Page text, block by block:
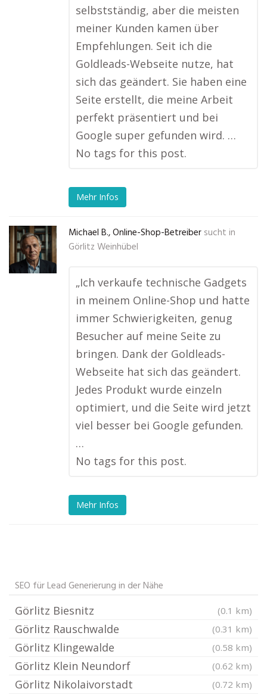
selbstständig, aber die meisten
meiner Kunden kamen über
Empfehlungen. Seit ich die
Goldleads-Webseite nutze, hat
sich das geändert. Sie haben eine
Seite erstellt, die meine Arbeit
perfekt präsentiert und bei
Google super gefunden wird. …
No tags for this post.
Mehr Infos
Michael B., Online-Shop-Betreiber sucht in
Görlitz Weinhübel
„Ich verkaufe technische Gadgets
in meinem Online-Shop und hatte
immer Schwierigkeiten, genug
Besucher auf meine Seite zu
bringen. Dank der Goldleads-
Webseite hat sich das geändert.
Jedes Produkt wurde einzeln
optimiert, und die Seite wird jetzt
viel besser bei Google gefunden.
…
No tags for this post.
Mehr Infos
SEO für Lead Generierung in der Nähe
Görlitz Biesnitz (0.1 km)
Görlitz Rauschwalde (0.31 km)
Görlitz Klingewalde (0.58 km)
Görlitz Klein Neundorf (0.62 km)
Görlitz Nikolaivorstadt (0.72 km)